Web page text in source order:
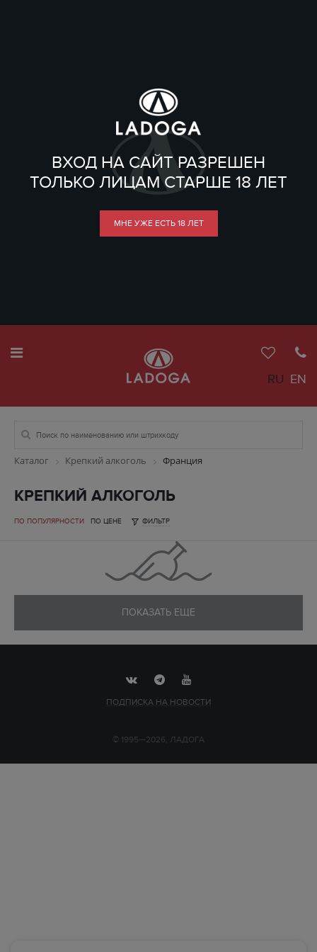
ВХОД НА САЙТ РАЗРЕШЕН
ТОЛЬКО ЛИЦАМ СТАРШЕ 18 ЛЕТ
МНЕ УЖЕ ЕСТЬ 18 ЛЕТ
RU EN
Каталог Крепкий алкоголь Франция
КРЕПКИЙ АЛКОГОЛЬ
ПО ПОПУЛЯРНОСТИ ПО ЦЕНЕ ФИЛЬТР
ПОКАЗАТЬ ЕЩЕ
ПОДПИСКА НА НОВОСТИ
© 1995—2026, ЛАДОГА